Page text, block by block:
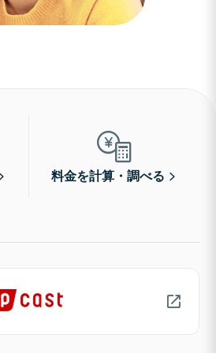
料金を計算・調べる